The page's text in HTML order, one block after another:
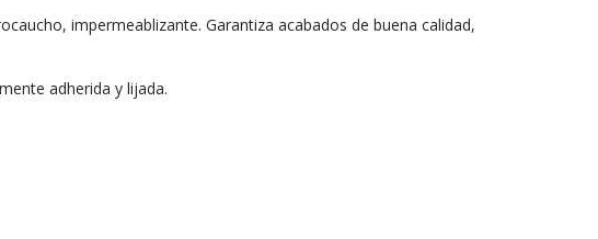
impermeablizante. Garantiza acabados de buena calidad,
adherida y lijada.